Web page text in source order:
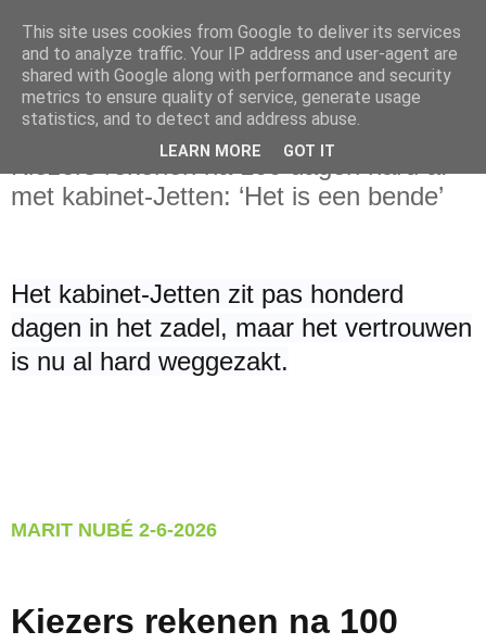
dinsdag 2 juni 2026
Kiezers rekenen na 100 dagen hard af
met kabinet-Jetten: ‘Het is een bende’
Het kabinet-Jetten zit pas honderd
dagen in het zadel, maar het vertrouwen
is nu al hard weggezakt.
MARIT NUBÉ 2-6-2026
Kiezers rekenen na 100
This site uses cookies from Google to deliver its services
and to analyze traffic. Your IP address and user-agent are
shared with Google along with performance and security
metrics to ensure quality of service, generate usage
statistics, and to detect and address abuse.
LEARN MORE GOT IT